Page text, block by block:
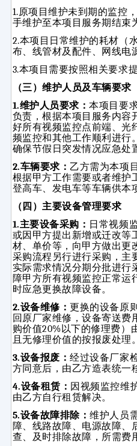
1.原项目维护未到期的监控
手维护至本项目服务期结束
2.本项目日常维护的耗材（
布、线管材及配件、网线电
3.本项目需要按照相关要求
（三）维护人员及车辆要求
1.维护人员要求：本项目要
负责，根据本项目服务内容
好所有视频监控点前端、光
频监控和其他工作顺利进行
确保节假日突发情况应急处
2.车辆要求： 乙方需为本项
根据甲方工作需要或者维护
登高车、发电车等车辆供本
（四）主要设备管理要求
1.主要设备采购： 日常视频
或因甲方提出新增或迁改等
材、单价等，向甲方做出更
采购流程另行进行采购，主
实际需求情况分期分批进行
障甲方所有视频监控正常运
时应急更换故障设备。
2.设备维修：更换的设备原
回原厂家维修，设备寄送
购价值20%以下的修理费）
且无修理价值的按报废处理
3.设备报废：经过设备厂家
方同意后，由乙方造表统一
4.设备租赁： 因视频监控维
由乙方自行租赁解决。
5.设备故障排除：维护人员
障、线路故障、电源故障、
查、及时排除故障，所需费